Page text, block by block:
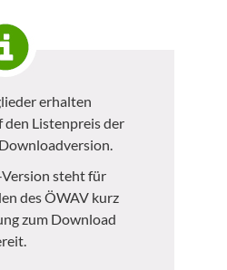
erhalten
den Listenpreis der
steht für
des ÖWAV kurz
zum Download